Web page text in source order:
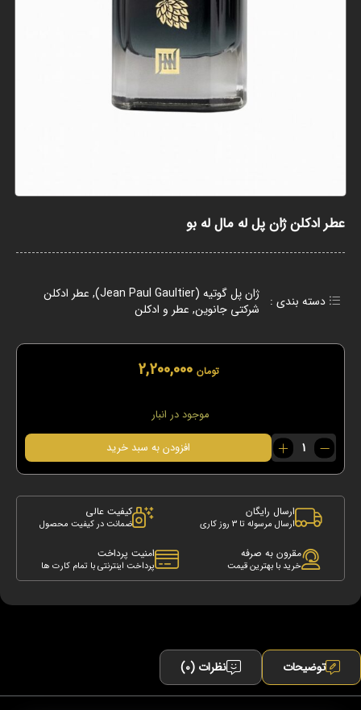
عطر ادکلن ژان پل له مال له بو
دسته بندی : ژان پل گوتیه (Jean Paul Gaultier) , عطر ادکلن
شرکتی جانوین, عطر و ادکلن
تومان 2,200,000
موجود در انبار
عطر
ادکلن
ژان
مال
عدد
افزودن به سبد خرید
ارسال رایگان
ارسال مرسوله تا 3 روز کاری
کیفیت عالی
ضمانت در کیفیت محصول
مقرون به صرفه
خرید با بهترین قیمت
امنیت پرداخت
پرداخت اینترنتی با تمام کارت ها
توضیحات نظرات (0)